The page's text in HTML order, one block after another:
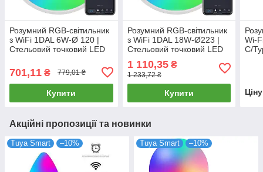
Розумний RGB-світильник
з WiFi 1DAL 6W-Ø 120 |
Стельовий точковий LED
701,11 ₴ 779,01 ₴
Купити
Розумний RGB-світильник
з WiFi 1DAL 18W-Ø223 |
Стельовий точковий LED
1 110,35₴
1 233,72 ₴
Купити
Wi-
C/
Акційні пропозиції та новинки
Tuya Smart –10% Tuya Smart –10%